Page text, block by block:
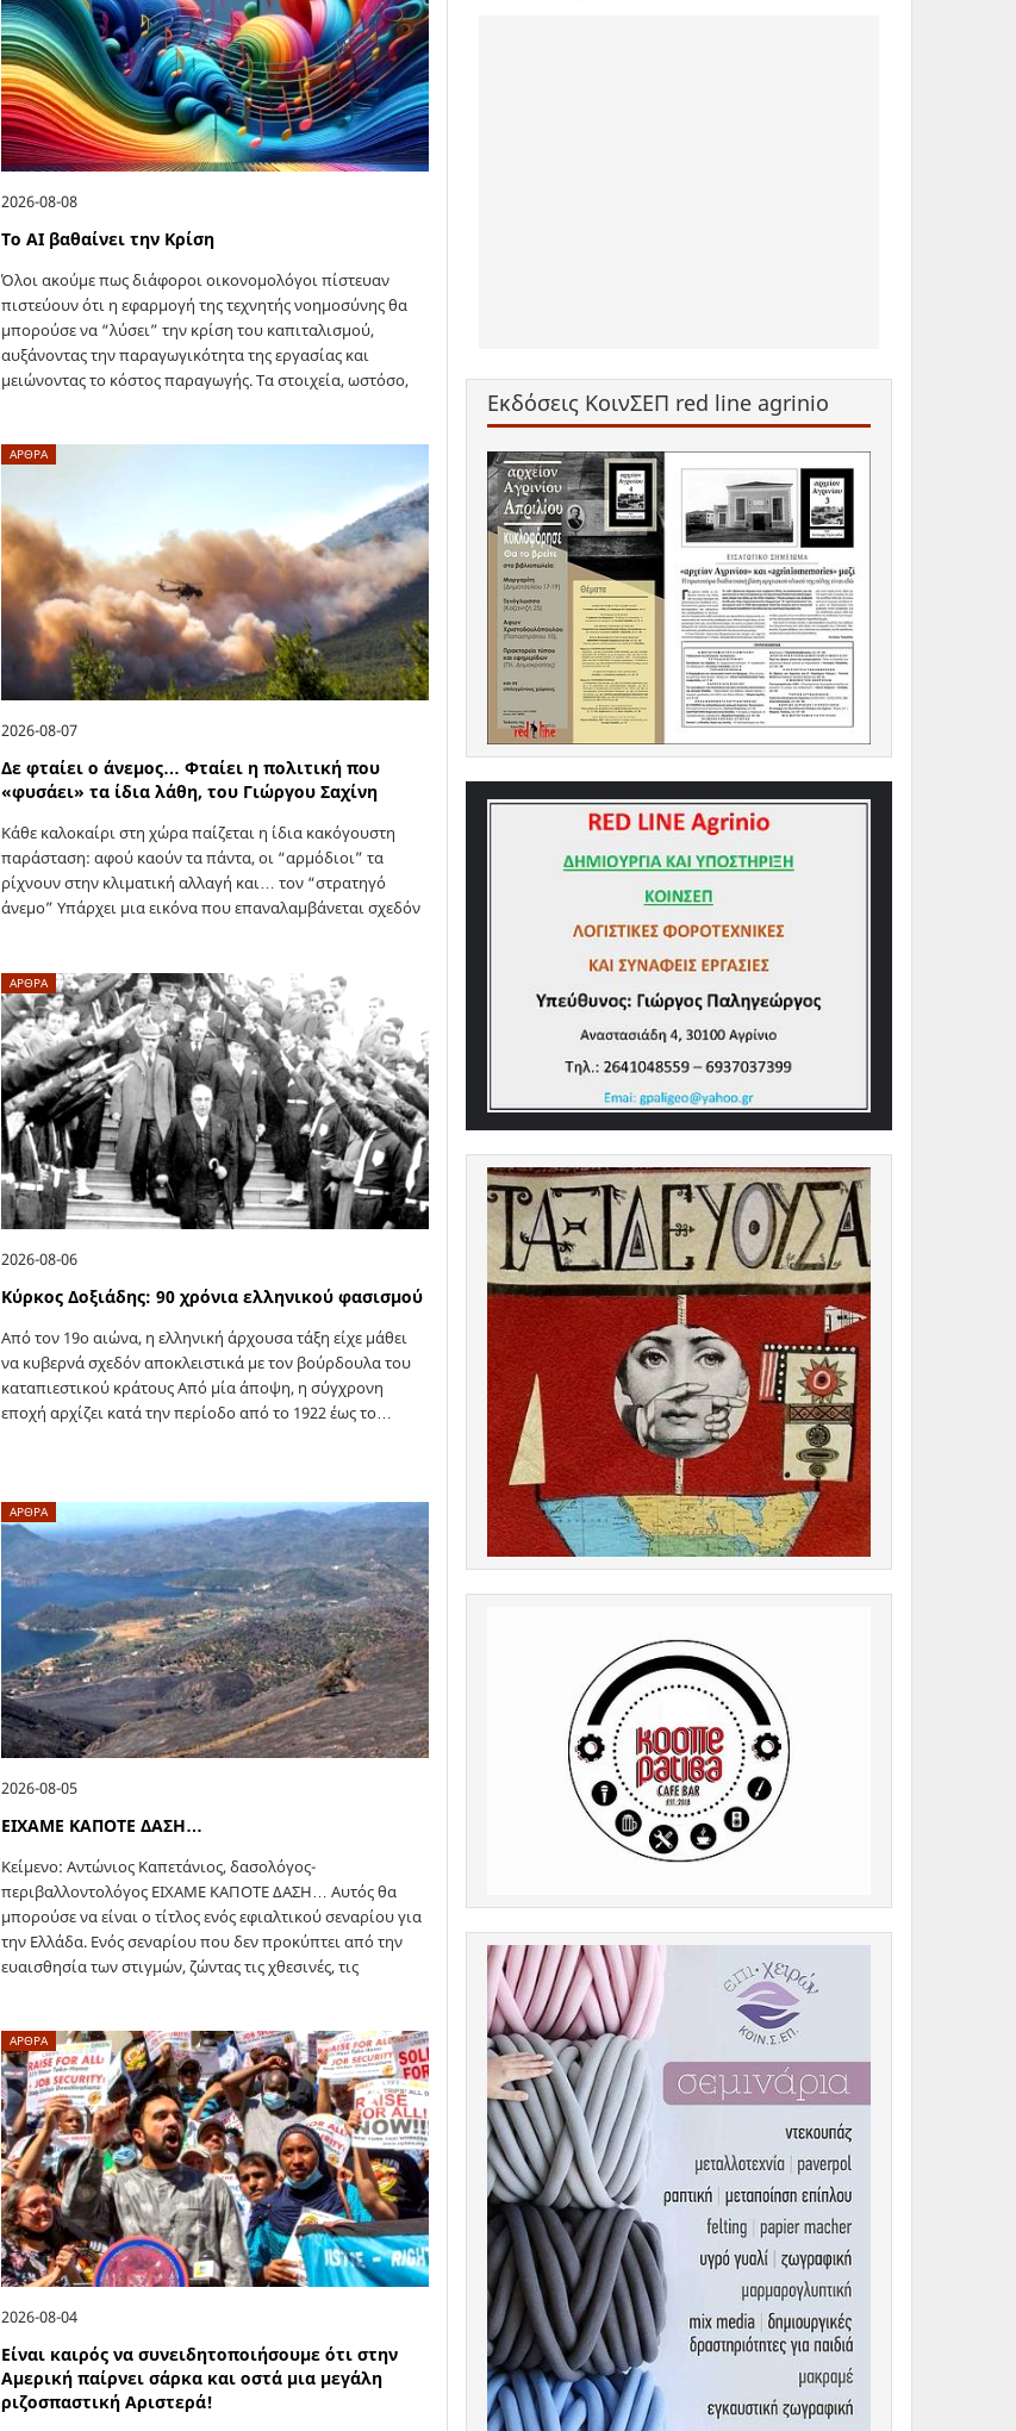
2026-08-08
Το ΑΙ βαθαίνει την Κρίση
Όλοι ακούμε πως διάφοροι οικονομολόγοι πίστευαν
πιστεύουν ότι η εφαρμογή της τεχνητής νοημοσύνης θα
μπορούσε να “λύσει” την κρίση του καπιταλισμού,
αυξάνοντας την παραγωγικότητα της εργασίας και
μειώνοντας το κόστος παραγωγής. Τα στοιχεία, ωστόσο,
ΑΡΘΡΑ
2026-08-07
Δε φταίει ο άνεμος… Φταίει η πολιτική που
«φυσάει» τα ίδια λάθη, του Γιώργου Σαχίνη
Κάθε καλοκαίρι στη χώρα παίζεται η ίδια κακόγουστη
παράσταση: αφού καούν τα πάντα, οι “αρμόδιοι” τα
ρίχνουν στην κλιματική αλλαγή και… τον “στρατηγό
άνεμο” Υπάρχει μια εικόνα που επαναλαμβάνεται σχεδόν
ΑΡΘΡΑ
2026-08-06
Κύρκος Δοξιάδης: 90 χρόνια ελληνικού φασισμού
Από τον 19ο αιώνα, η ελληνική άρχουσα τάξη είχε μάθει
να κυβερνά σχεδόν αποκλειστικά με τον βούρδουλα του
καταπιεστικού κράτους Από μία άποψη, η σύγχρονη
εποχή αρχίζει κατά την περίοδο από το 1922 έως το…
ΑΡΘΡΑ
2026-08-05
ΕΙΧΑΜΕ ΚΑΠΟΤΕ ΔΑΣΗ…
Κείμενο: Αντώνιος Καπετάνιος, δασολόγος-
περιβαλλοντολόγος ΕΙΧΑΜΕ ΚΑΠΟΤΕ ΔΑΣΗ… Αυτός θα
μπορούσε να είναι ο τίτλος ενός εφιαλτικού σεναρίου για
την Ελλάδα. Ενός σεναρίου που δεν προκύπτει από την
ευαισθησία των στιγμών, ζώντας τις χθεσινές, τις
ΑΡΘΡΑ
2026-08-04
Είναι καιρός να συνειδητοποιήσουμε ότι στην
Αμερική παίρνει σάρκα και οστά μια μεγάλη
ριζοσπαστική Αριστερά!
Εκδόσεις ΚοινΣΕΠ red line agrinio